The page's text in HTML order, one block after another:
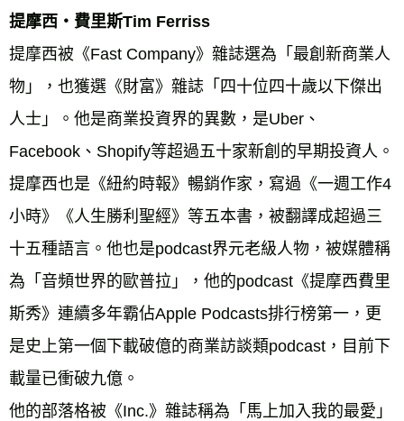
提摩西‧費里斯Tim Ferriss
提摩西被《Fast Company》雜誌選為「最創新商業人
物」，也獲選《財富》雜誌「四十位四十歲以下傑出
人士」。他是商業投資界的異數，是Uber、
提摩西也是《紐約時報》暢銷作家，寫過《一週工作4
小時》《人生勝利聖經》等五本書，被翻譯成超過三
十五種語言。他也是podcast界元老級人物，被媒體稱
為「音頻世界的歐普拉」，他的podcast《提摩西費里
斯秀》連續多年霸佔Apple Podcasts排行榜第一，更
是史上第一個下載破億的商業訪談類podcast，目前下
載量已衝破九億。
他的部落格被《Inc.》雜誌稱為「馬上加入我的最愛」